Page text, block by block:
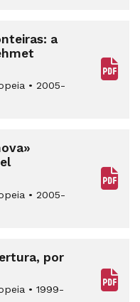
a
• 2005-
• 2005-
por
• 1999-